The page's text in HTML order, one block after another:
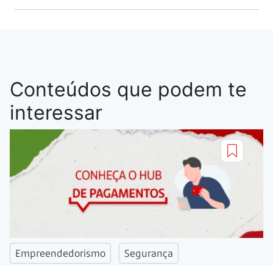
Conteúdos que podem te
interessar
Empreendedorismo Segurança